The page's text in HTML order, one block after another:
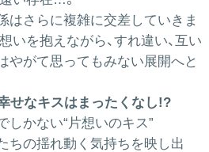
はさらに複雑に交差していきま
いを抱えながら、すれ違い、互い
やがて思ってもみない展開へと
せなキスはまったくなし!?
しかない“片想いのキス”
ちの揺れ動く気持ちを映し出